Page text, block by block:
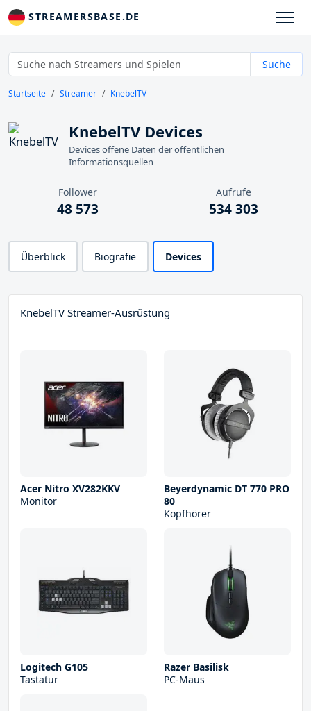
STREAMERSBASE.DE
Suche
Startseite Streamer KnebelTV
KnebelTV Devices
Devices offene Daten der öffentlichen
Informationsquellen
Follower
48 573
Aufrufe
534 303
Überblick Biografie Devices
KnebelTV Streamer-Ausrüstung
Acer Nitro XV282KKV
Monitor
Beyerdynamic DT 770 PRO
80
Kopfhörer
Logitech G105
Tastatur
Razer Basilisk
PC-Maus